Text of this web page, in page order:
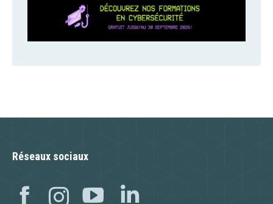
Réseaux sociaux
Facebook
Instagram
YouTube